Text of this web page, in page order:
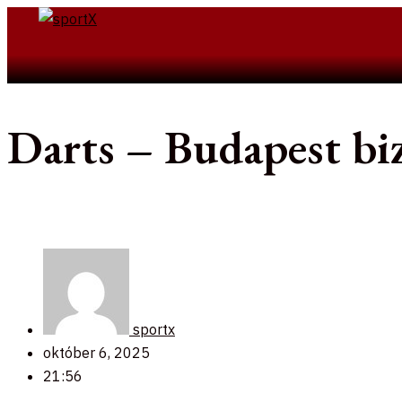
Skip
contentSearch
Darts – Budapest
sportx
október 6, 2025
21:56